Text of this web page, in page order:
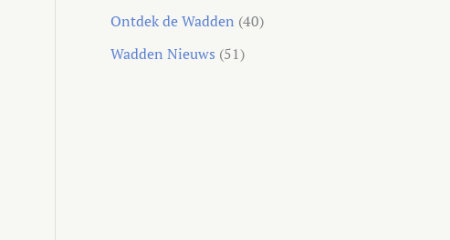
Ontdek de Wadden (40)
Wadden Nieuws (51)